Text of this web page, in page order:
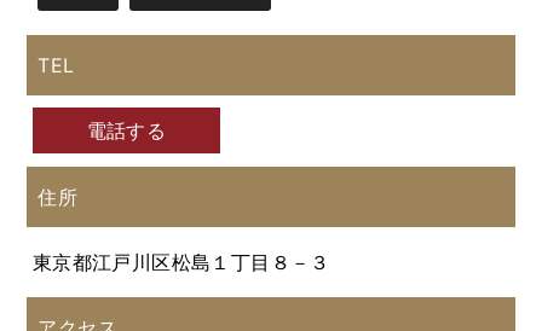
TEL
電話する
住所
東京都江戸川区松島１丁目８－３